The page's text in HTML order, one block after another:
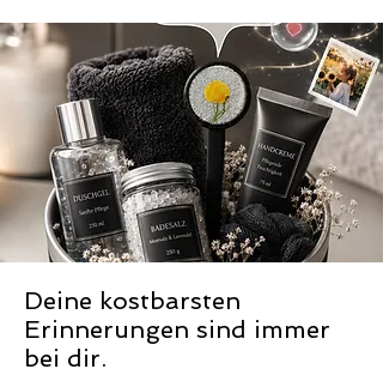
Deine kostbarsten
Erinnerungen sind immer
bei dir.